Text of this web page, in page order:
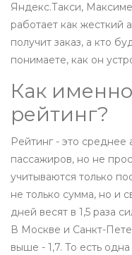
Яндекс.Такси,
работает как жесткий
получит заказ, а кто
понимаете, как он
Как именно
рейтинг?
Рейтинг - это
пассажиров, но не
учитываются только
не только сумма, но и
дней весят в 1,5 раза
В Москве и Санкт-
выше - 1,7. То есть